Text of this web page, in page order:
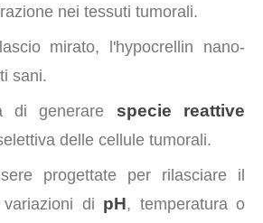
nei tessuti tumorali.
mirato, l'hypocrellin nano-
sani.
di generare specie reattive
delle cellule tumorali.
progettate per rilasciare il
di pH, temperatura o